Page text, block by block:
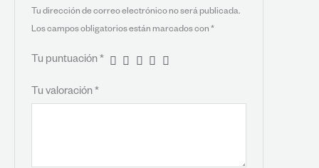
Tu dirección de correo electrónico no será publicada.
Los campos obligatorios están marcados con *
Tu puntuación *
Tu valoración *